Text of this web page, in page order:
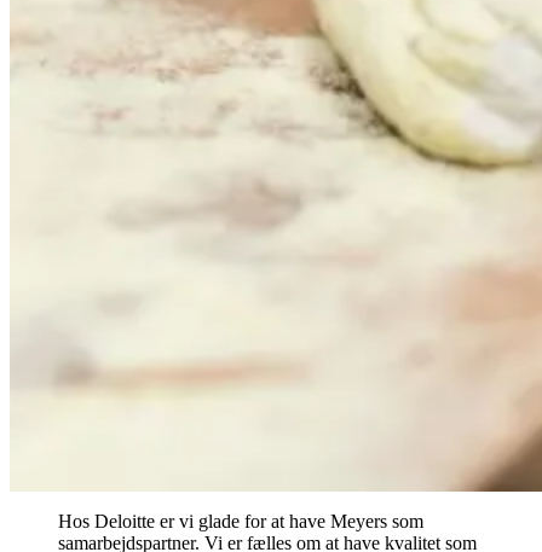
Hos Deloitte er vi glade for at have Meyers som
samarbejdspartner. Vi er fælles om at have kvalitet som